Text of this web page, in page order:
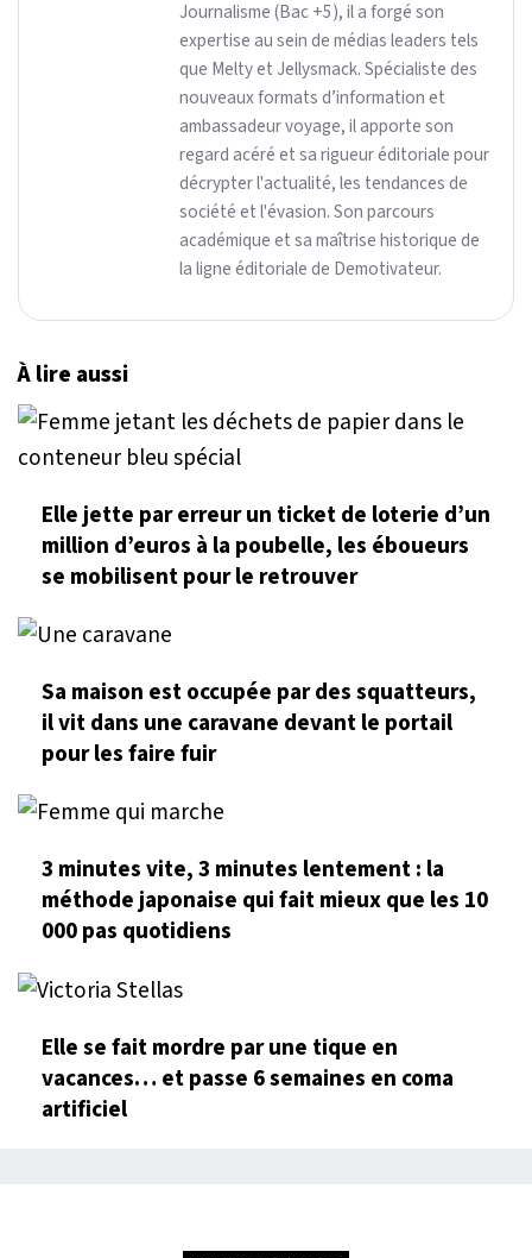
Journalisme (Bac +5), il a forgé son
expertise au sein de médias leaders tels
que Melty et Jellysmack. Spécialiste des
nouveaux formats d’information et
ambassadeur voyage, il apporte son
regard acéré et sa rigueur éditoriale pour
décrypter l'actualité, les tendances de
société et l'évasion. Son parcours
académique et sa maîtrise historique de
la ligne éditoriale de Demotivateur.
À lire aussi
Elle jette par erreur un ticket de loterie d’un
million d’euros à la poubelle, les éboueurs
se mobilisent pour le retrouver
Sa maison est occupée par des squatteurs,
il vit dans une caravane devant le portail
pour les faire fuir
3 minutes vite, 3 minutes lentement : la
méthode japonaise qui fait mieux que les 10
000 pas quotidiens
Elle se fait mordre par une tique en
vacances… et passe 6 semaines en coma
artificiel